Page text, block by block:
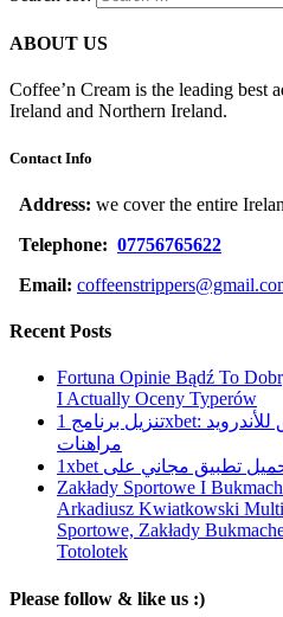
ABOUT US
Coffee’n Cream is the leading best
Ireland and Northern Ireland.
Contact Info
Address: we cover the entire
Telephone: 07756765622
Email:
Recent Posts
Fortuna Opinie Bądź To
I Actually Oceny Typerów
تنزيل برنامج 1xbet: تطبيق للأندرويد، Apk، آخر إصدار مواقع
مراهنات
Zakłady Sportowe I
Arkadiusz Kwiatkowski
Sportowe, Zakłady
Totolotek
Please follow & like us :)